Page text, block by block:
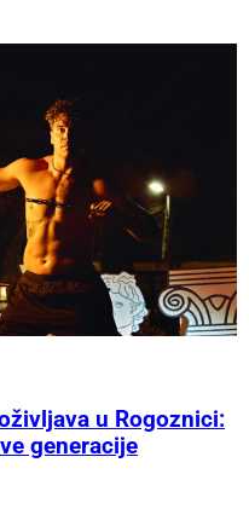
u Rogoznici:
generacije